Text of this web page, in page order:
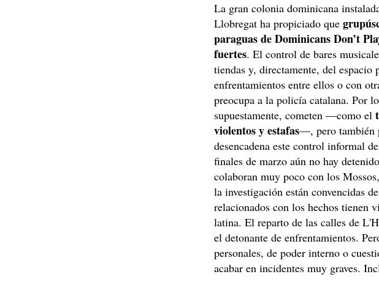
La gran colonia dominicana
Llobregat ha propiciado que
paraguas de Dominicans Don’t
fuertes. El control de bares
tiendas y, directamente, del espacio
enfrentamientos entre ellos o con
preocupa a la policía catalana. Por
supuestamente, cometen —como el
violentos y estafas—, pero también
desencadena este control informal
finales de marzo aún no hay
colaboran muy poco con los
la investigación están convencidas
relacionados con los hechos tienen
latina. El reparto de las calles de
el detonante de enfrentamientos.
personales, de poder interno o
acabar en incidentes muy graves.